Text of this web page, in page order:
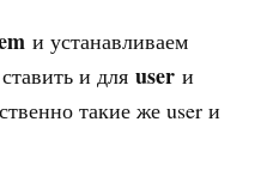
и устанавливаем
и для user и
такие же user и